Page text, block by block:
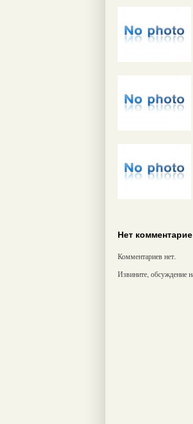
Нет
Комментариев нет.
Извините, обсуждение